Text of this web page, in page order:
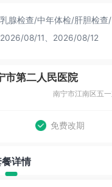
乳腺检查/中年体检/肝胆检查/
2026/08/11、2026/08/12
市第二人民医院
免费改期
详情